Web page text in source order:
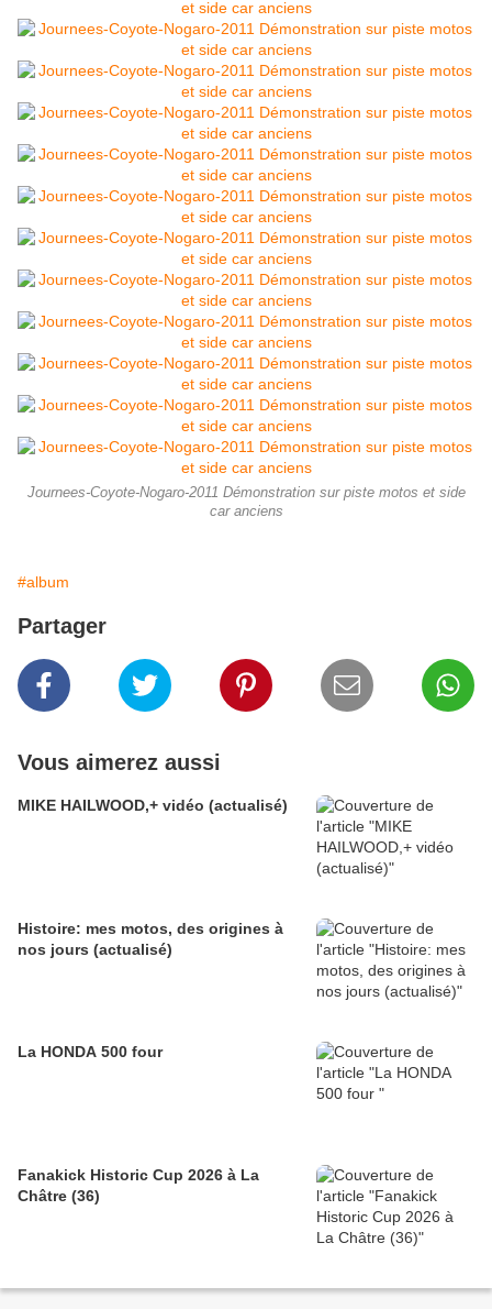
Journees-Coyote-Nogaro-2011 Démonstration sur piste motos et side
car anciens
#album
Partager
Vous aimerez aussi
MIKE HAILWOOD,+ vidéo (actualisé)
Histoire: mes motos, des origines à
nos jours (actualisé)
La HONDA 500 four
Fanakick Historic Cup 2026 à La
Châtre (36)